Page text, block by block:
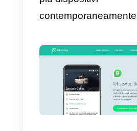
La ragione per
stato ad oggi
WhatsApp con
gestire uno
telefono da più